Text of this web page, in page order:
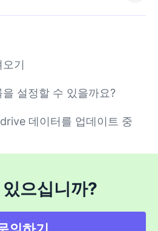
기
설정할 수 있을까요?
데이터를 업데이트 중
으십니까?